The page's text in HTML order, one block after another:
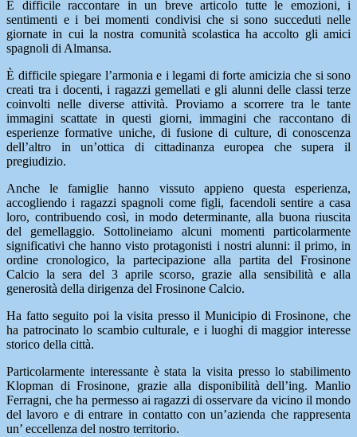
È difficile raccontare in un breve articolo tutte le emozioni, i
sentimenti e i bei momenti condivisi che si sono succeduti nelle
giornate in cui la nostra comunità scolastica ha accolto gli amici
spagnoli di Almansa.
È difficile spiegare l’armonia e i legami di forte amicizia che si sono
creati tra i docenti, i ragazzi gemellati e gli alunni delle classi terze
coinvolti nelle diverse attività. Proviamo a scorrere tra le tante
immagini scattate in questi giorni, immagini che raccontano di
esperienze formative uniche, di fusione di culture, di conoscenza
dell’altro in un’ottica di cittadinanza europea che supera il
pregiudizio.
Anche le famiglie hanno vissuto appieno questa esperienza,
accogliendo i ragazzi spagnoli come figli, facendoli sentire a casa
loro, contribuendo così, in modo determinante, alla buona riuscita
del gemellaggio. Sottolineiamo alcuni momenti particolarmente
significativi che hanno visto protagonisti i nostri alunni: il primo, in
ordine cronologico, la partecipazione alla partita del Frosinone
Calcio la sera del 3 aprile scorso, grazie alla sensibilità e alla
generosità della dirigenza del Frosinone Calcio.
Ha fatto seguito poi la visita presso il Municipio di Frosinone, che
ha patrocinato lo scambio culturale, e i luoghi di maggior interesse
storico della città.
Particolarmente interessante è stata la visita presso lo stabilimento
Klopman di Frosinone, grazie alla disponibilità dell’ing. Manlio
Ferragni, che ha permesso ai ragazzi di osservare da vicino il mondo
del lavoro e di entrare in contatto con un’azienda che rappresenta
un’ eccellenza del nostro territorio.